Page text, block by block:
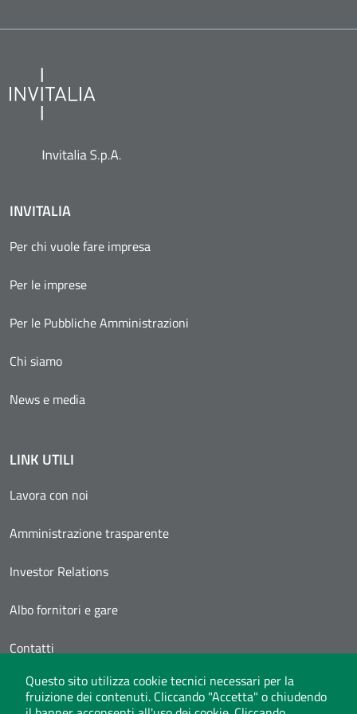
Questo sito utilizza cookie tecnici necessari per la
fruizione dei contenuti. Cliccando "Accetta" o chiudendo
INVITALIA
Per chi vuole fare impresa
Per le imprese
Per le Pubbliche Amministrazioni
Chi siamo
News e media
LINK UTILI
Lavora con noi
Amministrazione trasparente
Investor Relations
Albo fornitori e gare
Contatti
Area Personale